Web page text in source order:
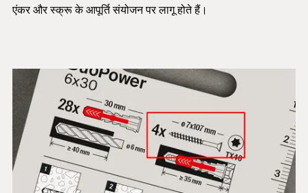
एंकर और स्क्रू के आपूर्ति संयोजन पर लागू होते हैं।